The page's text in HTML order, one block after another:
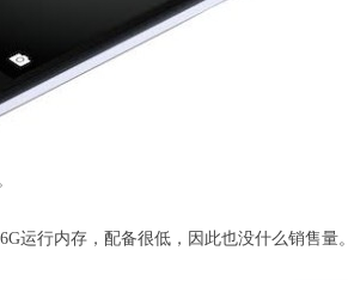
运行内存，配备很低，因此也没什么销售量。